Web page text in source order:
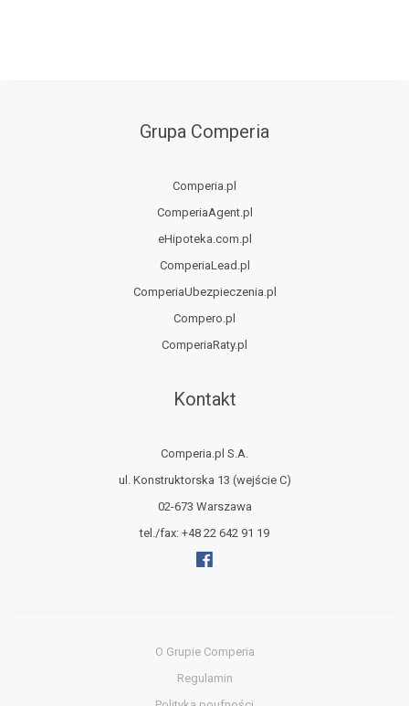
Grupa Comperia
Comperia.pl
ComperiaAgent.pl
eHipoteka.com.pl
ComperiaLead.pl
ComperiaUbezpieczenia.pl
Compero.pl
ComperiaRaty.pl
Kontakt
Comperia.pl S.A.
ul. Konstruktorska 13 (wejście C)
02-673 Warszawa
tel./fax: +48 22 642 91 19
O Grupie Comperia
Regulamin